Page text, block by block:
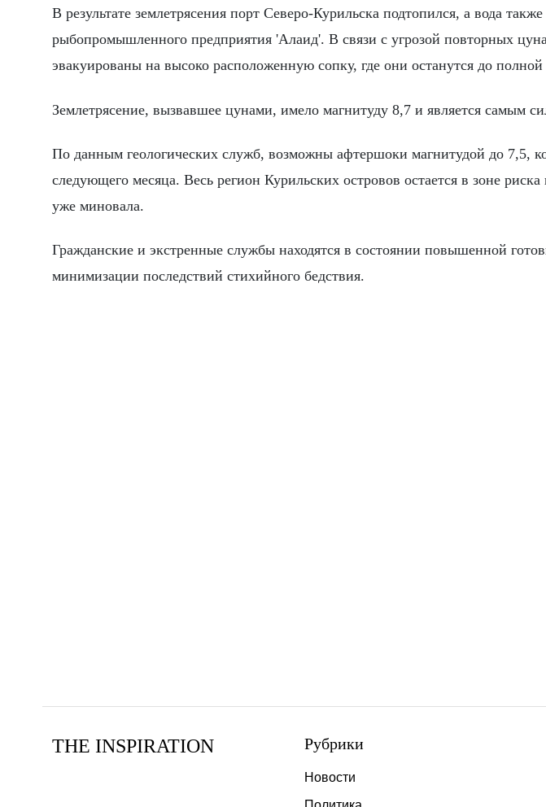
В результате землетрясения порт Северо-Курильска подтопился, а вода
рыбопромышленного предприятия 'Алаид'. В связи с угрозой повторных
эвакуированы на высоко расположенную сопку, где они останутся до
Землетрясение, вызвавшее цунами, имело магнитуду 8,7 и является самым
По данным геологических служб, возможны афтершоки магнитудой до 7,5,
следующего месяца. Весь регион Курильских островов остается в зоне
уже миновала.
Гражданские и экстренные службы находятся в состоянии повышенной
минимизации последствий стихийного бедствия.
THE INSPIRATION Рубрики
Новости